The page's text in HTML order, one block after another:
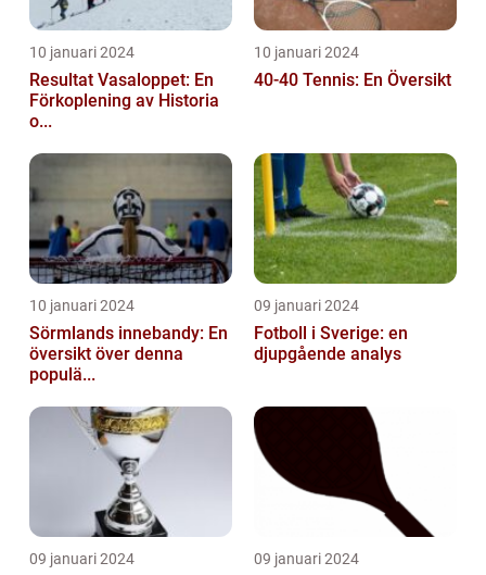
10 januari 2024
Resultat Vasaloppet: En
Förkoplening av Historia
o...
10 januari 2024
40-40 Tennis: En Översikt
10 januari 2024
Sörmlands innebandy: En
översikt över denna
populä...
09 januari 2024
Fotboll i Sverige: en
djupgående analys
09 januari 2024 09 januari 2024